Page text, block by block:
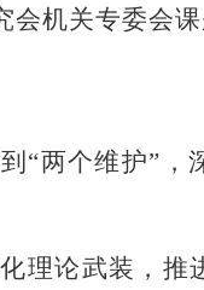
会机关专委会
“两个维护”，
理论武装，